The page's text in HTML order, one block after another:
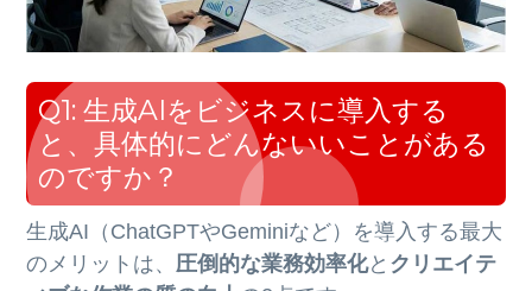
Q1: 生成AIをビジネスに導入する
と、具体的にどんないいことがある
のですか？
生成AI（ChatGPTやGeminiなど）を導入する最大
のメリットは、圧倒的な業務効率化と クリエイテ